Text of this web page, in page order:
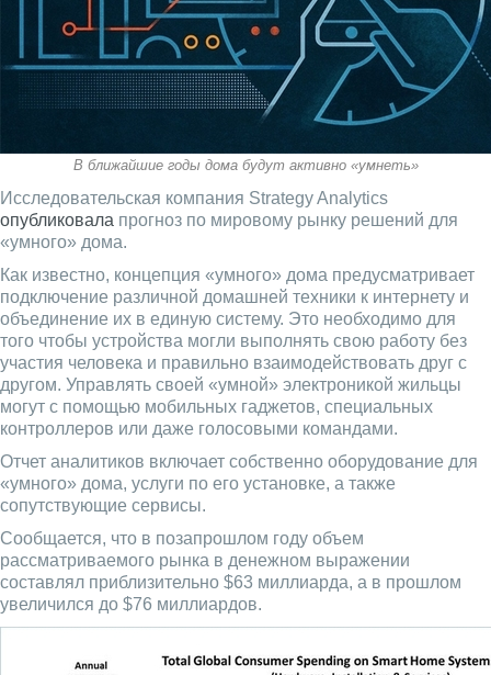
В ближайшие годы дома будут активно «умнеть»
Исследовательская компания Strategy Analytics
опубликовала прогноз по мировому рынку решений для
«умного» дома.
Как известно, концепция «умного» дома предусматривает
подключение различной домашней техники к интернету и
объединение их в единую систему. Это необходимо для
того чтобы устройства могли выполнять свою работу без
участия человека и правильно взаимодействовать друг с
другом. Управлять своей «умной» электроникой жильцы
могут с помощью мобильных гаджетов, специальных
контроллеров или даже голосовыми командами.
Отчет аналитиков включает собственно оборудование для
«умного» дома, услуги по его установке, а также
сопутствующие сервисы.
Сообщается, что в позапрошлом году объем
рассматриваемого рынка в денежном выражении
составлял приблизительно $63 миллиарда, а в прошлом
увеличился до $76 миллиардов.